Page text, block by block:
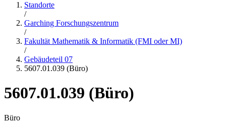
Standorte
/
Garching Forschungszentrum
/
Fakultät Mathematik & Informatik (FMI oder MI)
/
Gebäudeteil 07
5607.01.039 (Büro)
5607.01.039 (Büro)
Büro